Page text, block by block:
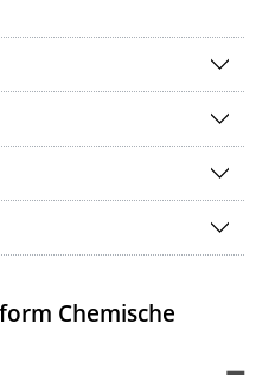
Chemische